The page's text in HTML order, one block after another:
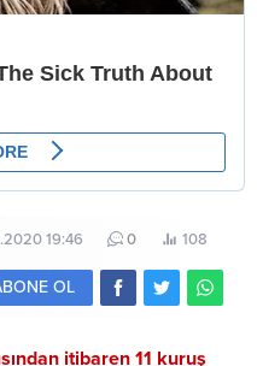
19:46 0 108
OL
itibaren 11 kuruş